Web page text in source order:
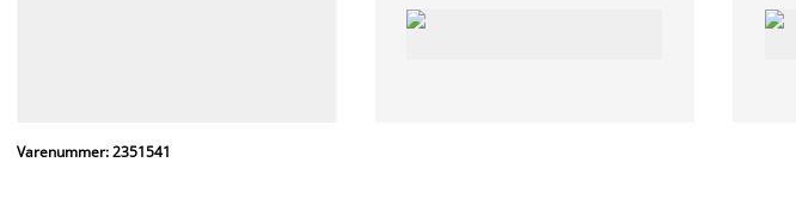
Varenummer: 2351541